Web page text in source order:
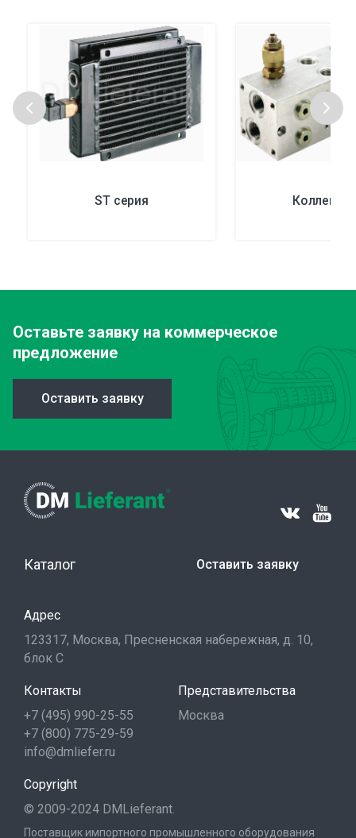
ST серия
Оставьте заявку на коммерческое
предложение
Оставить заявку
Каталог Оставить заявку
Адрес
123317, Москва, Пресненская набережная, д. 10,
блок С
Контакты
+7 (495) 990-25-55
+7 (800) 775-29-59
info@dmliefer.ru
Представительства
Москва
Copyright
© 2009-2024 DMLieferant.
Поставщик импортного промышленного оборудования